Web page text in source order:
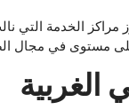
مراكز الخدمة التي
مستوى في مجال